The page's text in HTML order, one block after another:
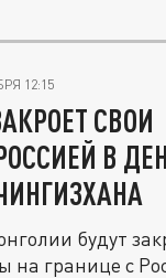
12:15
СВОИ
В
будут
на границе с